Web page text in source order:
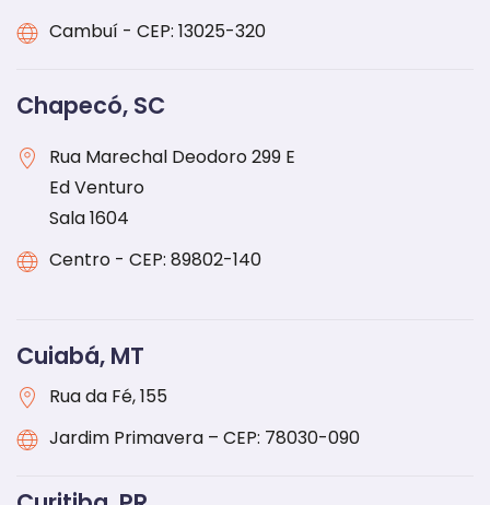
Cambuí - CEP: 13025-320
Chapecó, SC
Rua Marechal Deodoro 299 E
Ed Venturo
Sala 1604
Centro - CEP: 89802-140
Cuiabá, MT
Rua da Fé, 155
Jardim Primavera – CEP: 78030-090